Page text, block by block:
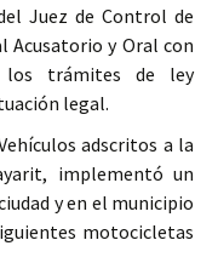
Juez de Control de
Acusatorio y Oral con
los trámites de ley
legal.
adscritos a la
implementó un
y en el municipio
motocicletas